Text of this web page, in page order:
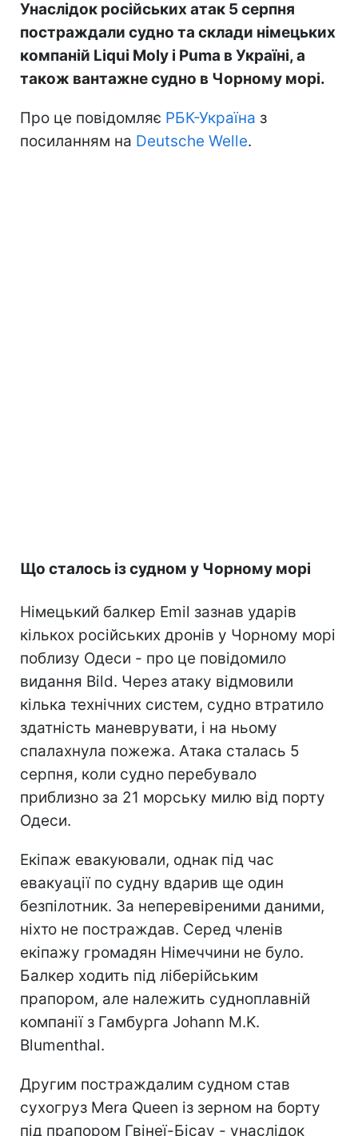
Унаслідок російських атак 5 серпня
постраждали судно та склади німецьких
компаній Liqui Moly і Puma в Україні, а
також вантажне судно в Чорному морі.
Про це повідомляє РБК-Україна з
посиланням на Deutsche Welle.
Що сталось із судном у Чорному морі
Німецький балкер Emil зазнав ударів
кількох російських дронів у Чорному морі
поблизу Одеси - про це повідомило
видання Bild. Через атаку відмовили
кілька технічних систем, судно втратило
здатність маневрувати, і на ньому
спалахнула пожежа. Атака сталась 5
серпня, коли судно перебувало
приблизно за 21 морську милю від порту
Одеси.
Екіпаж евакуювали, однак під час
евакуації по судну вдарив ще один
безпілотник. За неперевіреними даними,
ніхто не постраждав. Серед членів
екіпажу громадян Німеччини не було.
Балкер ходить під ліберійським
прапором, але належить судноплавній
компанії з Гамбурга Johann M.K.
Blumenthal.
Другим постраждалим судном став
сухогруз Mera Queen із зерном на борту
під прапором Гвінеї-Бісау - унаслідок